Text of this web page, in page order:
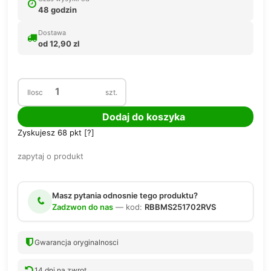
48 godzin
Dostawa
od 12,90 zl
Ilosc szt.
Dodaj do koszyka
Zyskujesz 68 pkt [?]
zapytaj o produkt
Masz pytania odnosnie tego produktu?
Zadzwon do nas — kod: RBBMS251702RVS
Gwarancja oryginalnosci